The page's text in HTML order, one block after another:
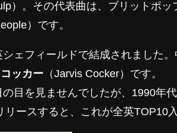
）。その代表曲は、ブリットポッ
）です。
ェフィールドで結成されました
ッカー （Jarvis Cocker）です。
目を見ませんでしたが、1990年
リースすると、これが全英TOP10